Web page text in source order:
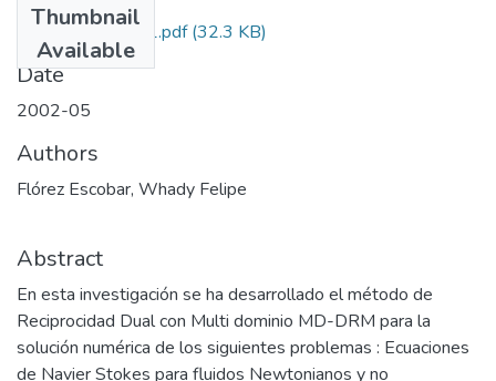
Thumbnail
Available
12100510851.pdf(32.3 KB)
Date
2002-05
Authors
Flórez Escobar, Whady Felipe
Abstract
En esta investigación se ha desarrollado el método de
Reciprocidad Dual con Multi dominio MD-DRM para la
solución numérica de los siguientes problemas : Ecuaciones
de Navier Stokes para fluidos Newtonianos y no